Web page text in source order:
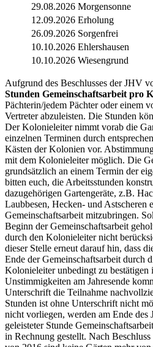
29.08.2026 Morgensonne
12.09.2026 Erholung
26.09.2026 Sorgenfrei
10.10.2026 Ehlershausen
10.10.2026 Wiesengrund
Aufgrund des Beschlusses der JHV
Stunden Gemeinschaftsarbeit pro
Pächterin/jedem Pächter oder einem
Vertreter abzuleisten. Die Stunden
Der Kolonieleiter nimmt vorab die
einzelnen Terminen durch
Kästen der Kolonien vor.
mit dem Kolonieleiter möglich. Die
grundsätzlich an einem Termin der
bitten euch, die Arbeitsstunden
dazugehörigen Gartengeräte, z.B.
Laubbesen, Hecken- und Astscheren
Gemeinschaftsarbeit mitzubringen.
Beginn der Gemeinschaftsarbeit
durch den Kolonieleiter nicht
dieser Stelle erneut darauf hin, dass
Ende der Gemeinschaftsarbeit durch
Kolonieleiter unbedingt zu bestätigen
Unstimmigkeiten am Jahresende
Unterschrift die Teilnahme
Stunden ist ohne Unterschrift nicht
nicht vorliegen, werden am Ende des
geleisteter Stunde
in Rechnung gestellt. Nach